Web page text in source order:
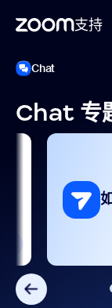
支持
Zoom
Chat Chat
AI功能
入门指南和设
设置和配置
Chat 专